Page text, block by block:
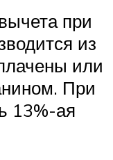
при
из
или
При
13%-ая